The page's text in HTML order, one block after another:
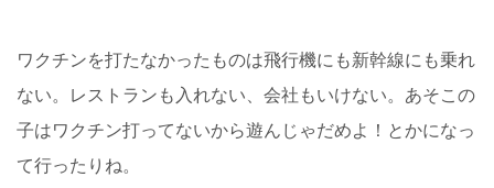
ワクチンを打たなかったものは飛行機にも新幹線にも乗れ
ない。レストランも入れない、会社もいけない。あそこの
子はワクチン打ってないから遊んじゃだめよ！とかになっ
て行ったりね。